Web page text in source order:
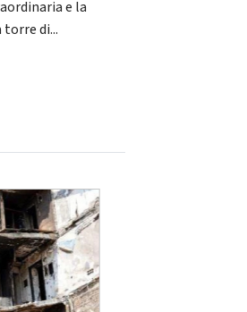
e la
di...